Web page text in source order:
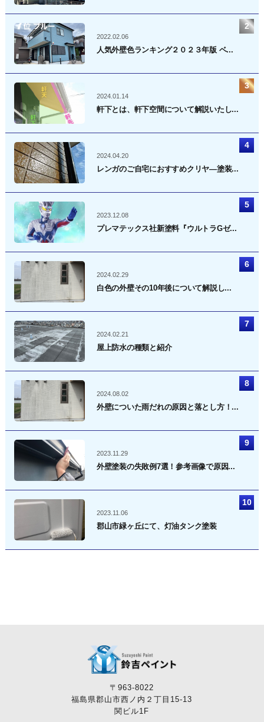
2022.02.06
人気外壁色ランキング２０２３年版 ベ...
2024.01.14
軒下とは、軒下空間について解説いたし...
2024.04.20
レンガのご自宅におすすめクリヤ―塗装...
2023.12.08
プレマテックス社新塗料『ウルトラGゼ...
2024.02.29
白色の外壁その10年後について解説し...
2024.02.21
屋上防水の種類と紹介
2024.08.02
外壁についた雨だれの原因と落とし方！...
2023.11.29
外壁塗装の失敗例7選！参考画像で原因...
2023.11.06
郡山市緑ヶ丘にて、灯油タンク塗装
〒963-8022
福島県郡山市西ノ内２丁目15-13
関ビル1F